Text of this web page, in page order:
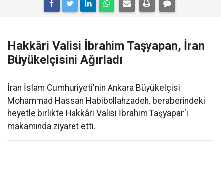
Hakkâri Valisi İbrahim Taşyapan, İran
Büyükelçisini Ağırladı
İran İslam Cumhuriyeti'nin Ankara Büyükelçisi
Mohammad Hassan Habibollahzadeh, beraberindeki
heyetle birlikte Hakkâri Valisi İbrahim Taşyapan'ı
makamında ziyaret etti.